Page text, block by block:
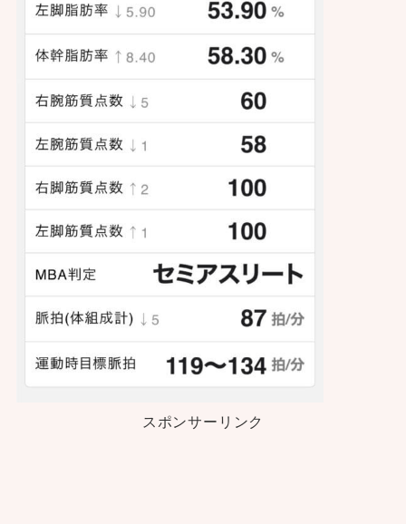
スポンサーリンク